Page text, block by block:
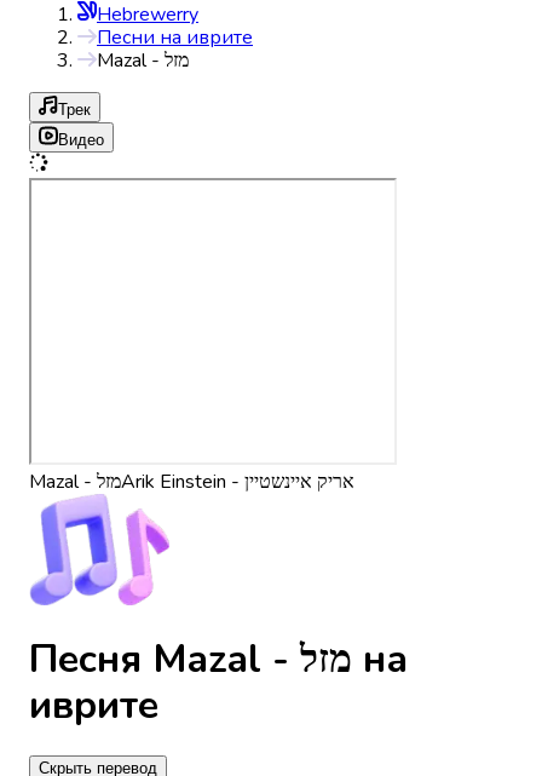
Hebrewerry
Песни на иврите
Mazal - מזל
Трек
Видео
Mazal - מזל Arik Einstein - אריק איינשטיין
Песня Mazal - מזל на
иврите
Скрыть перевод